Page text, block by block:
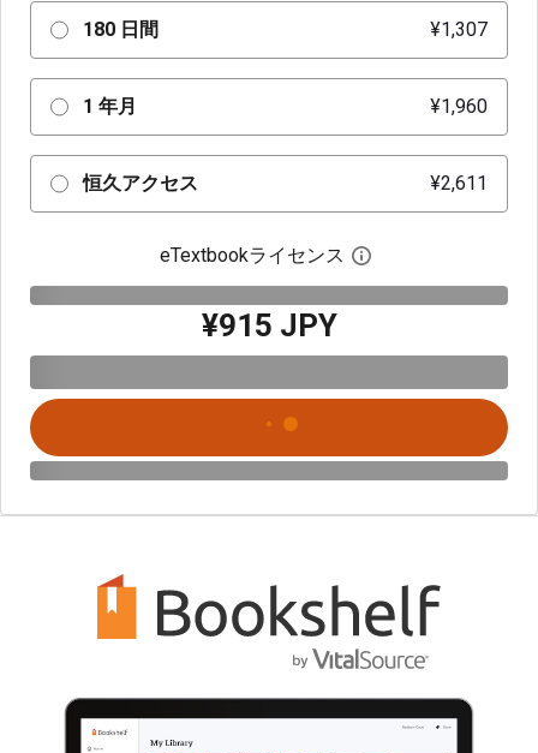
180 日間 ¥1,307
1 年月 ¥1,960
恒久アクセス ¥2,611
eTextbookライセンス デジタルライセン
¥915 JPY